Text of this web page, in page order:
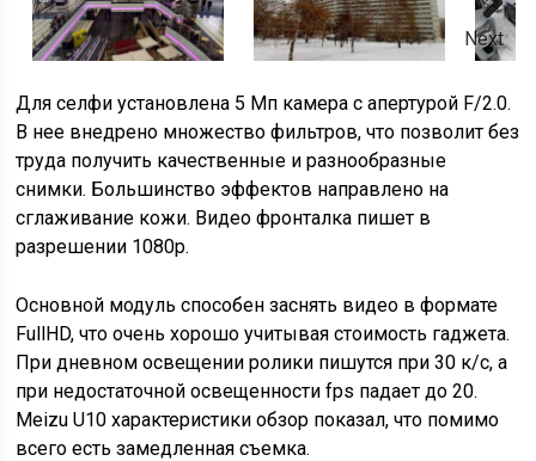
Next
Для селфи установлена 5 Мп камера с апертурой F/2.0.
В нее внедрено множество фильтров, что позволит без
труда получить качественные и разнообразные
снимки. Большинство эффектов направлено на
сглаживание кожи. Видео фронталка пишет в
разрешении 1080p.
Основной модуль способен заснять видео в формате
FullHD, что очень хорошо учитывая стоимость гаджета.
При дневном освещении ролики пишутся при 30 к/с, а
при недостаточной освещенности fps падает до 20.
Meizu U10 характеристики обзор показал, что помимо
всего есть замедленная съемка.